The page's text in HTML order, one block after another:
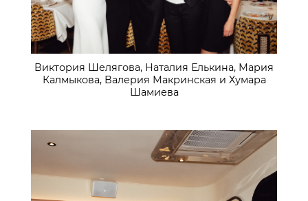
Виктория Шелягова, Наталия Елькина, Мария
Калмыкова, Валерия Макринская и Хумара
Шамиева